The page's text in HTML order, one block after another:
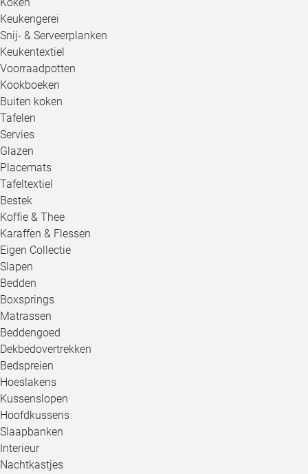
Keukengerei
Snij- & Serveerplanken
Keukentextiel
Voorraadpotten
Kookboeken
Buiten koken
Tafelen
Servies
Glazen
Placemats
Tafeltextiel
Bestek
Koffie & Thee
Karaffen & Flessen
Eigen Collectie
Slapen
Bedden
Boxsprings
Matrassen
Beddengoed
Dekbedovertrekken
Bedspreien
Hoeslakens
Kussenslopen
Hoofdkussens
Slaapbanken
Interieur
Nachtkastjes